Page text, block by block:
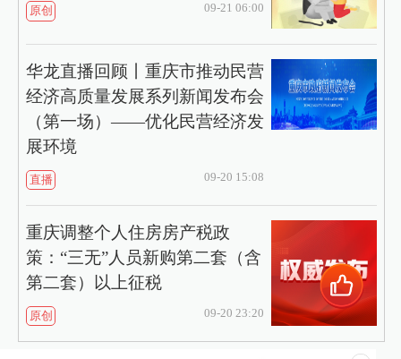
原创 09-21 06:00
华龙直播回顾丨重庆市推动民营
经济高质量发展系列新闻发布会
（第一场）——优化民营经济发
展环境
直播 09-20 15:08
重庆调整个人住房房产税政
策：“三无”人员新购第二套（含
第二套）以上征税
原创 09-20 23:20